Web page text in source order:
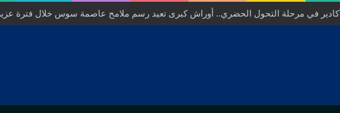
أكادير في مرحلة التحول الحضري.. أوراش كبرى تعيد رسم ملامح عاصمة سوس خلال فترة